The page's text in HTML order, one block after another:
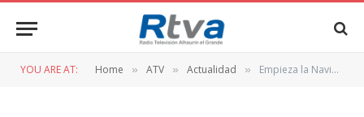
YOU ARE AT: Home » ATV » Actualidad » Empieza la Navidad en Alhaurín el Grande